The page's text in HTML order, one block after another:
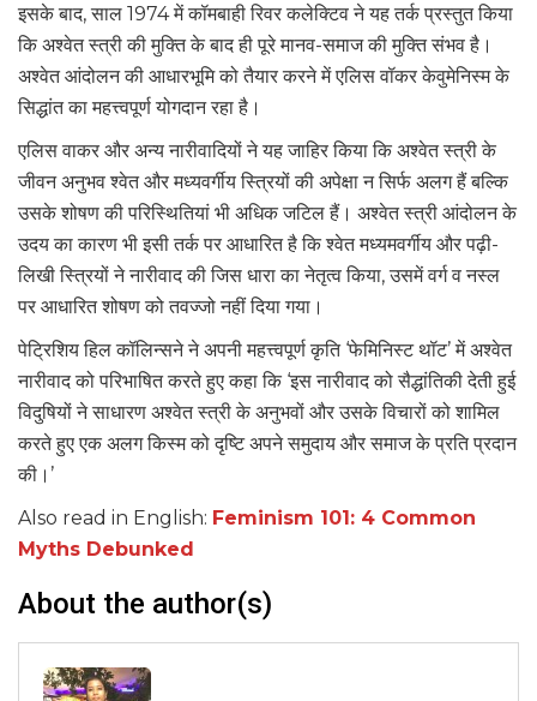
इसके बाद, साल 1974 में कॉमबाही रिवर कलेक्टिव ने यह तर्क प्रस्तुत किया
कि अश्वेत स्त्री की मुक्ति के बाद ही पूरे मानव-समाज की मुक्ति संभव है।
अश्वेत आंदोलन की आधारभूमि को तैयार करने में एलिस वॉकर केवुमेनिस्म के
सिद्धांत का महत्त्वपूर्ण योगदान रहा है।
एलिस वाकर और अन्य नारीवादियों ने यह जाहिर किया कि अश्वेत स्त्री के
जीवन अनुभव श्वेत और मध्यवर्गीय स्त्रियों की अपेक्षा न सिर्फ अलग हैं बल्कि
उसके शोषण की परिस्थितियां भी अधिक जटिल हैं। अश्वेत स्त्री आंदोलन के
उदय का कारण भी इसी तर्क पर आधारित है कि श्वेत मध्यमवर्गीय और पढ़ी-
लिखी स्त्रियों ने नारीवाद की जिस धारा का नेतृत्व किया, उसमें वर्ग व नस्ल
पर आधारित शोषण को तवज्जो नहीं दिया गया।
पेट्रिशिय हिल कॉलिन्सने ने अपनी महत्त्वपूर्ण कृति ‘फेमिनिस्ट थॉट’ में अश्वेत
नारीवाद को परिभाषित करते हुए कहा कि ‘इस नारीवाद को सैद्धांतिकी देती हुई
विदुषियों ने साधारण अश्वेत स्त्री के अनुभवों और उसके विचारों को शामिल
करते हुए एक अलग किस्म को दृष्टि अपने समुदाय और समाज के प्रति प्रदान
की।’
Also read in English: Feminism 101: 4 Common
Myths Debunked
About the author(s)